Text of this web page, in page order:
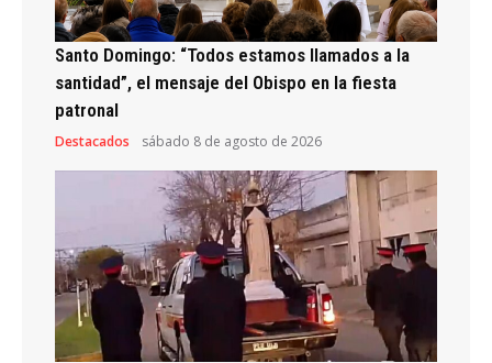
Santo Domingo: “Todos estamos llamados a la
santidad”, el mensaje del Obispo en la fiesta
patronal
Destacados sábado 8 de agosto de 2026